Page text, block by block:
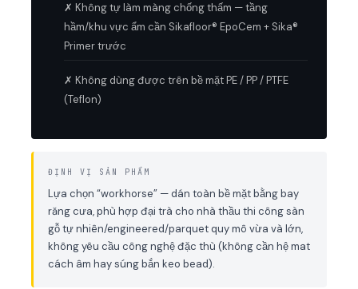
✗ Không tự làm màng chống thấm — tầng
hầm/khu vực ẩm cần Sikafloor® EpoCem + Sika®
Primer trước
✗ Không dùng được trên bề mặt PE / PP / PTFE
(Teflon)
ĐỊNH VỊ SẢN PHẨM
Lựa chọn “workhorse” — dán toàn bề mặt bằng bay
răng cưa, phù hợp đại trà cho nhà thầu thi công sàn
gỗ tự nhiên/engineered/parquet quy mô vừa và lớn,
không yêu cầu công nghệ đặc thù (không cần hệ mat
cách âm hay súng bắn keo bead).